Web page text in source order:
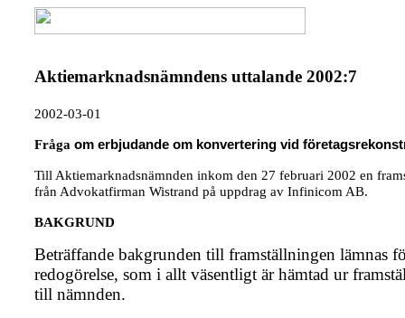
Aktiemarknadsnämndens uttalande 2002:7
2002-03-01
Fråga om erbjudande om konvertering vid
Till Aktiemarknadsnämnden inkom den 27 februari 2002 en
från Advokatfirman Wistrand på uppdrag av Infinicom AB.
BAKGRUND
Beträffande bakgrunden till framställningen lämnas
redogörelse, som i allt väsentligt är hämtad ur
till nämnden.